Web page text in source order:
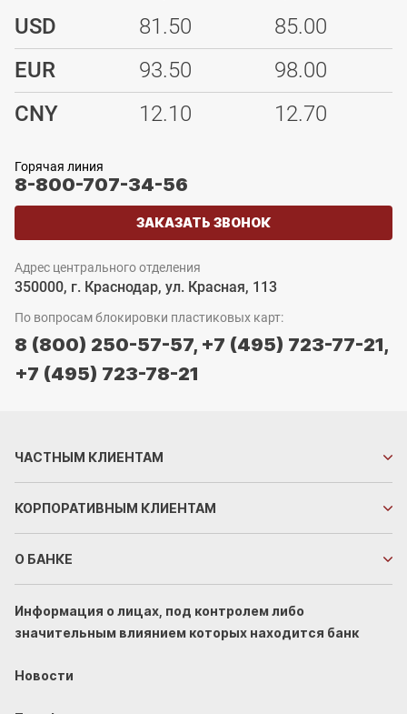
USD 81.50
85.00
EUR
93.50
98.00
CNY
12.10 12.70
Горячая линия
8-800-707-34-56
ЗАКАЗАТЬ ЗВОНОК
Адрес центрального отделения
350000, г. Краснодар, ул. Красная, 113
По вопросам блокировки пластиковых карт:
8 (800) 250-57-57, +7 (495) 723-77-21,
+7 (495) 723-78-21
ЧАСТНЫМ КЛИЕНТАМ
КОРПОРАТИВНЫМ КЛИЕНТАМ
О БАНКЕ
Информация о лицах, под контролем либо
значительным влиянием которых находится банк
Новости